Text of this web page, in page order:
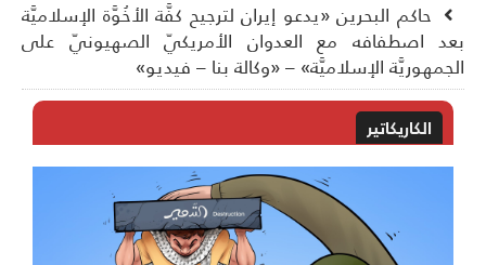
حاكم البحرين «يدعو إيران لترجيح كفَّة الأخُوَّة الإسلاميَّة
اصطفافه مع العدوان الأمريكيّ الصهيونيّ على
الإسلاميَّة» – «وكالة بنا – فيديو»
الكاريكاتير